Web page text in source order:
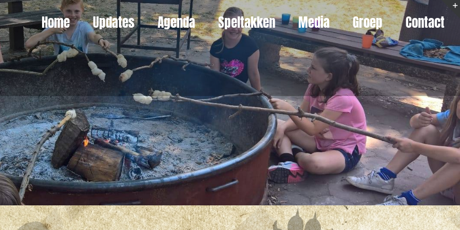
Home Updates Agenda Speltakken Media Groep Contact